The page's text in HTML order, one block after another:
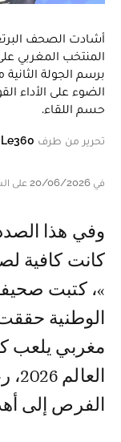
أشادت الصحف
الضوء على الأداء
حسم اللقاء.
تحرير من طرف Le360 مع و.م.ع
في 20/06/2026 على الساعة 22:00
وفي هذا الصدد، وتحت عنوان « 70 ثانية فقط
كانت كافية
»، كتبت صحيفة
الوطنية
مغربي يلعب
الفرص إلى